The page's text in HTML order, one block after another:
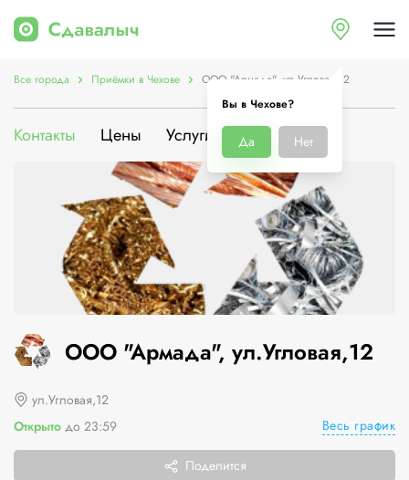
Вы в Чехове?
Да Нет
Все города Приёмки в Чехове ООО "Армада", ул.Угловая,12
Контакты Цены Услуги О компании
ООО "Армада", ул.Угловая,12
ул.Угловая,12
Открыто до 23:59 Весь график
Поделится